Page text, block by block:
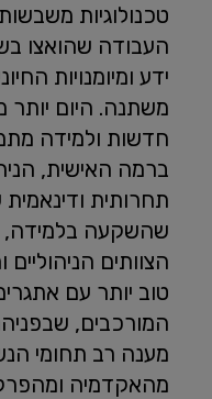
טכנולוגיות
העבודה שהואצו
ידע ומיומנויות
משתנה. היום יותר
חדשות ולמידה
ברמה האישית,
תחרותית ודינאמית
שהשקעה בלמידה,
הצוותים
טוב יותר עם
המורכבים,
מענה רב תחומי
מהאקדמיה